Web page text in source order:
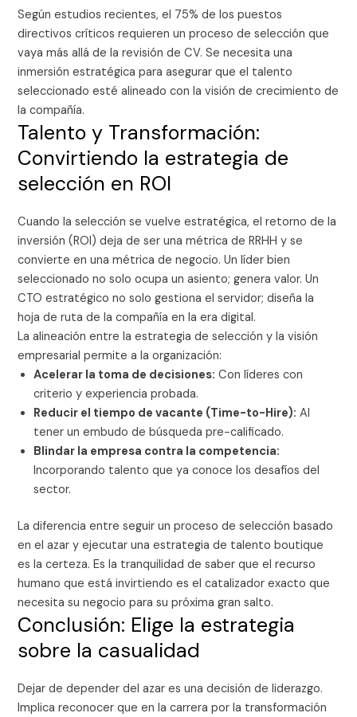
Según estudios recientes, el 75% de los puestos
directivos críticos requieren un proceso de selección que
vaya más allá de la revisión de CV. Se necesita una
inmersión estratégica para asegurar que el talento
seleccionado esté alineado con la visión de crecimiento de
la compañía.
Talento y Transformación:
Convirtiendo la estrategia de
selección en ROI
Cuando la selección se vuelve estratégica, el retorno de la
inversión (ROI) deja de ser una métrica de RRHH y se
convierte en una métrica de negocio. Un líder bien
seleccionado no solo ocupa un asiento; genera valor. Un
CTO estratégico no solo gestiona el servidor; diseña la
hoja de ruta de la compañía en la era digital.
La alineación entre la estrategia de selección y la visión
empresarial permite a la organización:
Acelerar la toma de decisiones: Con líderes con
criterio y experiencia probada.
Reducir el tiempo de vacante (Time-to-Hire): Al
tener un embudo de búsqueda pre-calificado.
Blindar la empresa contra la competencia:
Incorporando talento que ya conoce los desafíos del
sector.
La diferencia entre seguir un proceso de selección basado
en el azar y ejecutar una estrategia de talento boutique
es la certeza. Es la tranquilidad de saber que el recurso
humano que está invirtiendo es el catalizador exacto que
necesita su negocio para su próxima gran salto.
Conclusión: Elige la estrategia
sobre la casualidad
Dejar de depender del azar es una decisión de liderazgo.
Implica reconocer que en la carrera por la transformación